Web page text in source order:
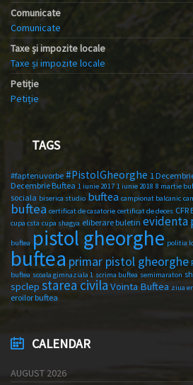
Comunicate
Comunicate
Taxe și impozite locale
Taxe și impozite locale
Petiție
Petiție
TAGS
#faptenuvorbe #PistolGheorghe 1
Decembrie Buftea 1 iunie 2017 1 iunie 2018 8 martie
sociala biserica studio buftea campionat balcanic
buftea certificat de casatorie certificat de deces CFR
cupa csta cupa shagya eliberare buletin evidenta
buftea pistol gheorghe politia
buftea primar pistol gheorghe
buftea scoala gimnaziala 1 scrima buftea semimaraton
spclep starea civila Vointa Buftea ziua
eroilor buftea
CALENDAR
AUGUST 2026